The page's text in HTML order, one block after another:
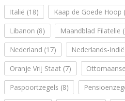
Italië (18) Kaap de Goede Hoop
Libanon (8) Maandblad Filatelie
Nederland (17) Nederlands-Indië
Oranje Vrij Staat (7)
Paspoortzegels (8)